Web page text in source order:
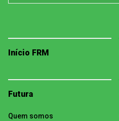
Início FRM
Futura
Quem somos